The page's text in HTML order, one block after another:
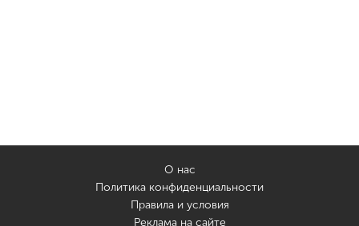
О нас
Политика конфиденциальности
Правила и условия
Реклама на сайте